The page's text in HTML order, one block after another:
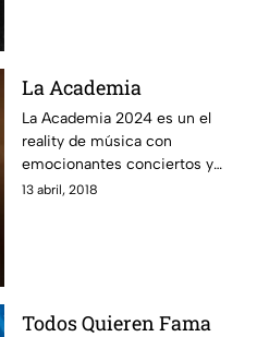
La Academia
La Academia 2024 es un el
reality de música con
emocionantes conciertos y
críticas, donde jóvenes
revive los conciertos.
13 abril, 2018
Todos Quieren Fama